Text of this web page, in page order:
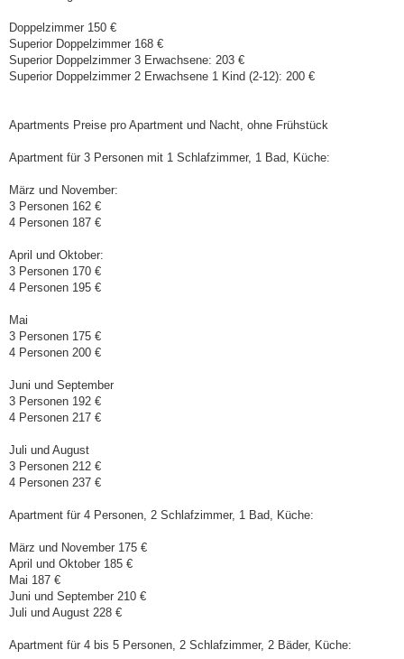
Doppelzimmer 150 €
Superior Doppelzimmer 168 €
Superior Doppelzimmer 3 Erwachsene: 203 €
Superior Doppelzimmer 2 Erwachsene 1 Kind (2-12): 200 €
Apartments Preise pro Apartment und Nacht, ohne Frühstück
Apartment für 3 Personen mit 1 Schlafzimmer, 1 Bad, Küche:
März und November:
3 Personen 162 €
4 Personen 187 €
April und Oktober:
3 Personen 170 €
4 Personen 195 €
Mai
3 Personen 175 €
4 Personen 200 €
Juni und September
3 Personen 192 €
4 Personen 217 €
Juli und August
3 Personen 212 €
4 Personen 237 €
Apartment für 4 Personen, 2 Schlafzimmer, 1 Bad, Küche:
März und November 175 €
April und Oktober 185 €
Mai 187 €
Juni und September 210 €
Juli und August 228 €
Apartment für 4 bis 5 Personen, 2 Schlafzimmer, 2 Bäder, Küche: